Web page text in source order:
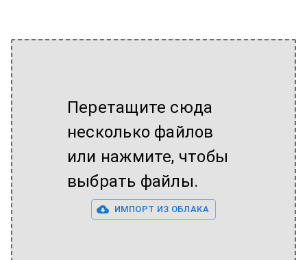
Перетащите сюда
несколько файлов
или нажмите, чтобы
выбрать файлы.
ИМПОРТ ИЗ ОБЛАКА